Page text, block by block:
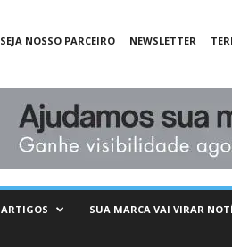
SEJA NOSSO PARCEIRO NEWSLETTER
ARTIGOS SUA MARCA VAI VIRAR